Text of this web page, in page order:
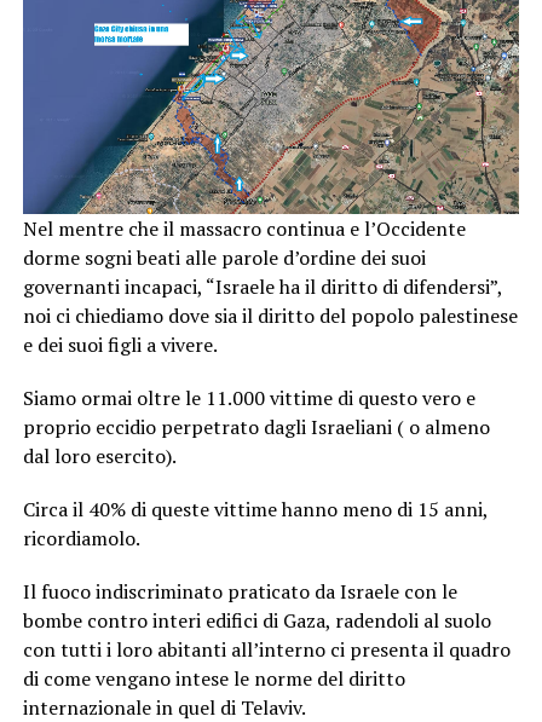
Nel mentre che il massacro continua e l’Occidente
dorme sogni beati alle parole d’ordine dei suoi
governanti incapaci, “Israele ha il diritto di difendersi”,
noi ci chiediamo dove sia il diritto del popolo palestinese
e dei suoi figli a vivere.
Siamo ormai oltre le 11.000 vittime di questo vero e
proprio eccidio perpetrato dagli Israeliani ( o almeno
dal loro esercito).
Circa il 40% di queste vittime hanno meno di 15 anni,
ricordiamolo.
Il fuoco indiscriminato praticato da Israele con le
bombe contro interi edifici di Gaza, radendoli al suolo
con tutti i loro abitanti all’interno ci presenta il quadro
di come vengano intese le norme del diritto
internazionale in quel di Telaviv.